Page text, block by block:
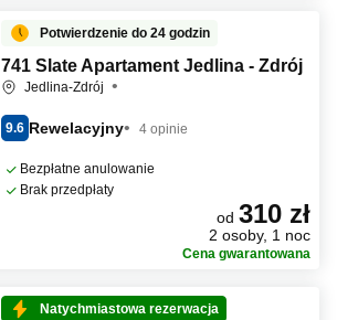
Potwierdzenie do 24 godzin
741 Slate Apartament Jedlina - Zdrój
Jedlina-Zdrój
9.6 Rewelacyjny 4 opinie
Bezpłatne anulowanie
Brak przedpłaty
od 310 zł
2 osoby, 1 noc
Cena gwarantowana
Natychmiastowa rezerwacja